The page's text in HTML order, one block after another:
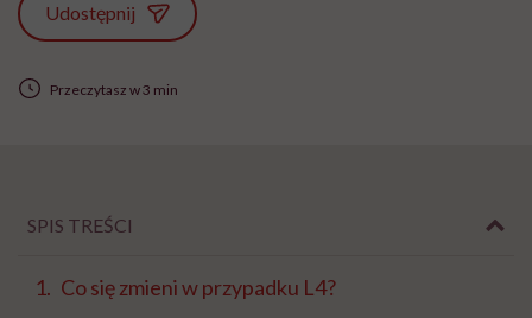
Udostępnij
Przeczytasz w 3 min
SPIS TREŚCI
Co się zmieni w przypadku L4?